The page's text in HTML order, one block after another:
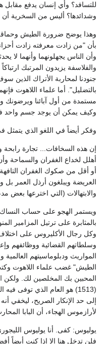
للتسافد؟ وأي إنسان يدفع مقابل
وشدائدها؟ أليس من السخرية أن
وهذا يوضح ضرورة الطيش
بأن "من زادت معرفته زادت
وأن الناس يجهلونهما وأنهما لا
والفلاسفة يزيدون المرتبك
جنودنا لمحاربة الأتراك الذين
بالتضليل". أما علماء اللاهوت
مستمدة من أول آبائنا
وكيف يمكن أن يوجد جسم واحد
وفكر أيضاً في اللغو الذي
إن هذه السخافات... تجارة
أهلل لخداع الغفران والسماحة
أو أقل من صكوك الغفران
العريضة ويبلغون أرذل العمر بل
والابتهالات (التي اخترعها بعض
ويستمر الهجو على حساب النساك
بالمثابرة على ترتيل المزامير
وكل رجال الأكليروس على
وسلطاتهم القضائية ووظائفهم
المواريث ودبلوماسيتهم
المحبين بك المخلصين لك. ولكن
إلى حد الإنكار الصريح، ليخفي
لأرازموس الهجاء، أن البابا
يوليوس: كفى. أنا يوليوس
فلن تدخل هنا إلا إذا كنت